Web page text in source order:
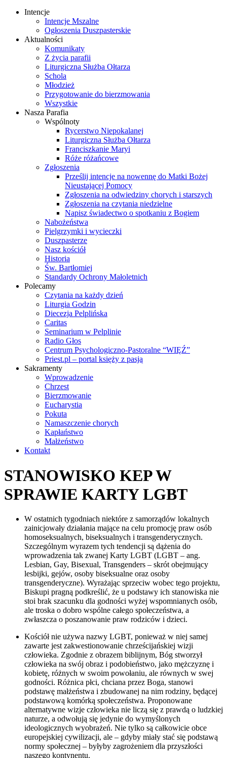
Intencje
Intencje Mszalne
Ogłoszenia Duszpasterskie
Aktualności
Komunikaty
Z życia parafii
Liturgiczna Służba Ołtarza
Schola
Młodzież
Przygotowanie do bierzmowania
Wszystkie
Nasza Parafia
Wspólnoty
Rycerstwo Niepokalanej
Liturgiczna Służba Ołtarza
Franciszkanie Maryi
Róże różańcowe
Zgłoszenia
Prześlij intencje na nowennę do Matki Bożej
Nieustającej Pomocy
Zgłoszenia na odwiedziny chorych i starszych
Zgłoszenia na czytania niedzielne
Napisz świadectwo o spotkaniu z Bogiem
Nabożeństwa
Pielgrzymki i wycieczki
Duszpasterze
Nasz kościół
Historia
Św. Bartłomiej
Standardy Ochrony Małoletnich
Polecamy
Czytania na każdy dzień
Liturgia Godzin
Diecezja Pelplińska
Caritas
Seminarium w Pelplinie
Radio Głos
Centrum Psychologiczno-Pastoralne “WIĘŹ”
Priest.pl – portal księży z pasją
Sakramenty
Wprowadzenie
Chrzest
Bierzmowanie
Eucharystia
Pokuta
Namaszczenie chorych
Kapłaństwo
Małżeństwo
Kontakt
STANOWISKO KEP W
SPRAWIE KARTY LGBT
W ostatnich tygodniach niektóre z samorządów lokalnych
zainicjowały działania mające na celu promocję praw osób
homoseksualnych, biseksualnych i transgenderycznych.
Szczególnym wyrazem tych tendencji są dążenia do
wprowadzenia tak zwanej Karty LGBT (LGBT – ang.
Lesbian, Gay, Bisexual, Transgenders – skrót obejmujący
lesbijki, gejów, osoby biseksualne oraz osoby
transgenderyczne). Wyrażając sprzeciw wobec tego projektu,
Biskupi pragną podkreślić, że u podstawy ich stanowiska nie
stoi brak szacunku dla godności wyżej wspomnianych osób,
ale troska o dobro wspólne całego społeczeństwa, a
zwłaszcza o poszanowanie praw rodziców i dzieci.
Kościół nie używa nazwy LGBT, ponieważ w niej samej
zawarte jest zakwestionowanie chrześcijańskiej wizji
człowieka. Zgodnie z obrazem biblijnym, Bóg stworzył
człowieka na swój obraz i podobieństwo, jako mężczyznę i
kobietę, różnych w swoim powołaniu, ale równych w swej
godności. Różnica płci, chciana przez Boga, stanowi
podstawę małżeństwa i zbudowanej na nim rodziny, będącej
podstawową komórką społeczeństwa. Proponowane
alternatywne wizje człowieka nie liczą się z prawdą o ludzkiej
naturze, a odwołują się jedynie do wymyślonych
ideologicznych wyobrażeń. Nie tylko są całkowicie obce
europejskiej cywilizacji, ale – gdyby miały stać się podstawą
normy społecznej – byłyby zagrożeniem dla przyszłości
naszego kontynentu.